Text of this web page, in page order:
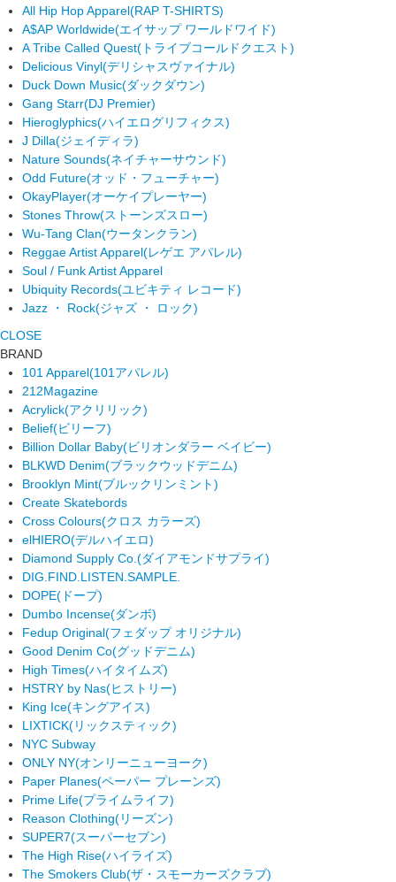
All Hip Hop Apparel(RAP T-SHIRTS)
A$AP Worldwide(エイサップ ワールドワイド)
A Tribe Called Quest(トライブコールドクエスト)
Delicious Vinyl(デリシャスヴァイナル)
Duck Down Music(ダックダウン)
Gang Starr(DJ Premier)
Hieroglyphics(ハイエログリフィクス)
J Dilla(ジェイディラ)
Nature Sounds(ネイチャーサウンド)
Odd Future(オッド・フューチャー)
OkayPlayer(オーケイプレーヤー)
Stones Throw(ストーンズスロー)
Wu-Tang Clan(ウータンクラン)
Reggae Artist Apparel(レゲエ アパレル)
Soul / Funk Artist Apparel
Ubiquity Records(ユビキティ レコード)
Jazz ・ Rock(ジャズ ・ ロック)
CLOSE
BRAND
101 Apparel(101アパレル)
212Magazine
Acrylick(アクリリック)
Belief(ビリーフ)
Billion Dollar Baby(ビリオンダラー ベイビー)
BLKWD Denim(ブラックウッドデニム)
Brooklyn Mint(ブルックリンミント)
Create Skatebords
Cross Colours(クロス カラーズ)
elHIERO(デルハイエロ)
Diamond Supply Co. (ダイアモンドサプライ)
DIG.FIND.LISTEN.SAMPLE.
DOPE(ドープ)
Dumbo Incense(ダンボ)
Fedup Original(フェダップ オリジナル)
Good Denim Co(グッドデニム)
High Times(ハイタイムズ)
HSTRY by Nas(ヒストリー)
King Ice(キングアイス)
LIXTICK(リックスティック)
NYC Subway
ONLY NY(オンリーニューヨーク)
Paper Planes(ペーパー プレーンズ)
Prime Life(プライムライフ)
Reason Clothing(リーズン)
SUPER7(スーパーセブン)
The High Rise(ハイライズ)
The Smokers Club(ザ・スモーカーズクラブ)